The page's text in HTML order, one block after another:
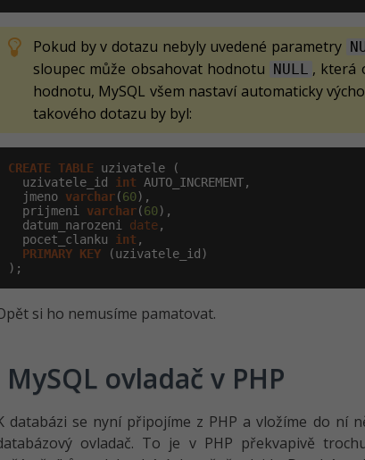
Pokud by v dotazu nebyly uvedené parametry
sloupec může obsahovat hodnotu NULL , která
hodnotu, MySQL všem nastaví automaticky
takového dotazu by byl:
CREATE TABLE uzivatele (
  uzivatele_id
int AUTO_INCREMENT,
  jmeno
varchar(60),
  prijmeni
varchar(60),
  datum_narozeni
date,
  pocet_clanku
int ,
PRIMARY KEY (uzivatele_id)
);
si ho nemusíme pamatovat.
MySQL ovladač v PHP
databázi se nyní připojíme z PHP a vložíme do ní
ovladač. To je v PHP překvapivě